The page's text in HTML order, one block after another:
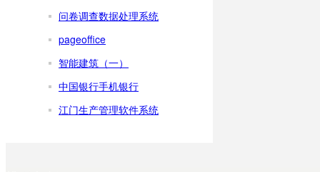
问卷调查数据处理系统
pageoffice
智能建筑（一）
中国银行手机银行
江门生产管理软件系统